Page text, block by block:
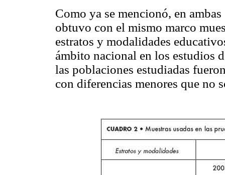
Como ya se mencionó, en
obtuvo con el mismo marco
estratos y modalidades
ámbito nacional en los estudios
las poblaciones estudiadas
con diferencias menores que no